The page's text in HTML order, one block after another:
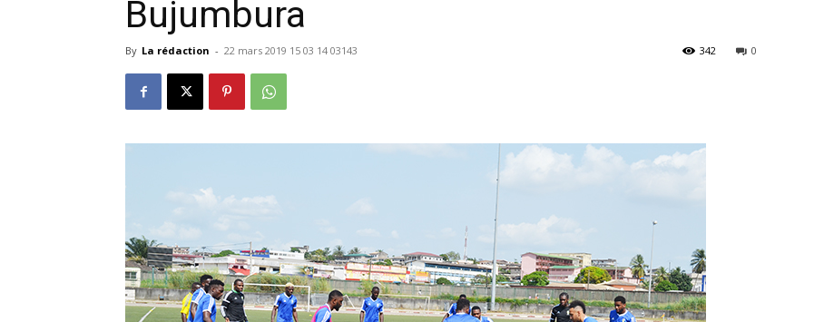
Bujumbura
By La rédaction - 22 mars 2019 15 03 14 03143 0
342